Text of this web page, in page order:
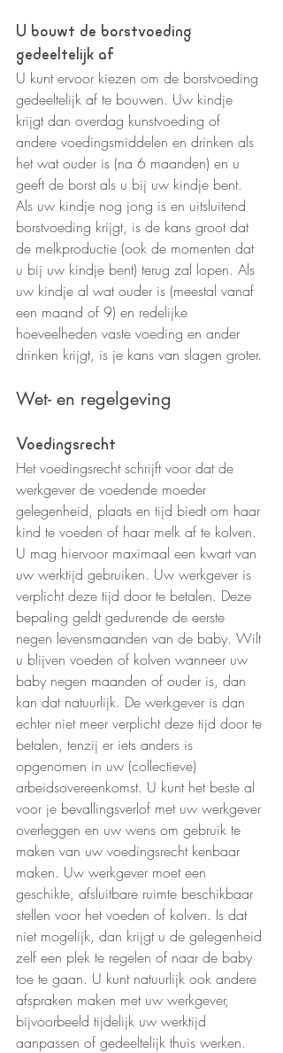
U bouwt de borstvoeding
gedeeltelijk af
U kunt ervoor kiezen om de borstvoeding
gedeeltelijk af te bouwen. Uw kindje
krijgt dan overdag kunstvoeding of
andere voedingsmiddelen en drinken als
het wat ouder is (na 6 maanden) en u
geeft de borst als u bij uw kindje bent.
Als uw kindje nog jong is en uitsluitend
borstvoeding krijgt, is de kans groot dat
de melkproductie (ook de momenten dat
u bij uw kindje bent) terug zal lopen. Als
uw kindje al wat ouder is (meestal vanaf
een maand of 9) en redelijke
hoeveelheden vaste voeding en ander
drinken krijgt, is je kans van slagen groter.
Wet- en regelgeving
Voedingsrecht
Het voedingsrecht schrijft voor dat de
werkgever de voedende moeder
gelegenheid, plaats en tijd biedt om haar
kind te voeden of haar melk af te kolven.
U mag hiervoor maximaal een kwart van
uw werktijd gebruiken. Uw werkgever is
verplicht deze tijd door te betalen. Deze
bepaling geldt gedurende de eerste
negen levensmaanden van de baby. Wilt
u blijven voeden of kolven wanneer uw
baby negen maanden of ouder is, dan
kan dat natuurlijk. De werkgever is dan
echter niet meer verplicht deze tijd door te
betalen, tenzij er iets anders is
opgenomen in uw (collectieve)
arbeidsovereenkomst. U kunt het beste al
voor je bevallingsverlof met uw werkgever
overleggen en uw wens om gebruik te
maken van uw voedingsrecht kenbaar
maken. Uw werkgever moet een
geschikte, afsluitbare ruimte beschikbaar
stellen voor het voeden of kolven. Is dat
niet mogelijk, dan krijgt u de gelegenheid
zelf een plek te regelen of naar de baby
toe te gaan. U kunt natuurlijk ook andere
afspraken maken met uw werkgever,
bijvoorbeeld tijdelijk uw werktijd
aanpassen of gedeeltelijk thuis werken.